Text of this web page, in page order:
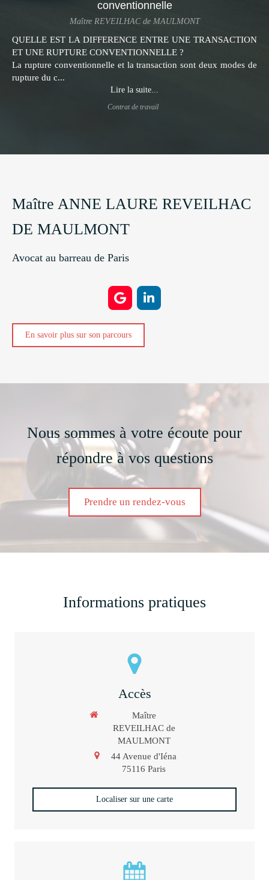
conventionnelle
Maître REVEILHAC de MAULMONT
QUELLE EST LA DIFFERENCE ENTRE UNE TRANSACTION
ET UNE RUPTURE CONVENTIONNELLE ?
La rupture conventionnelle et la transaction sont deux modes de
rupture du c...
Lire la suite...
Contrat de travail
Maître ANNE LAURE REVEILHAC
DE MAULMONT
Avocat au barreau de Paris
En savoir plus sur son parcours
Nous sommes à votre écoute pour
répondre à vos questions
Prendre un rendez-vous
Informations pratiques
Accès
Maître
REVEILHAC de
MAULMONT
44 Avenue d'Iéna
75116 Paris
Localiser sur une carte